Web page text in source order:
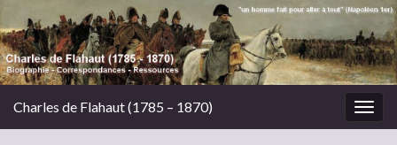
Charles de Flahaut (1785 – 1870)